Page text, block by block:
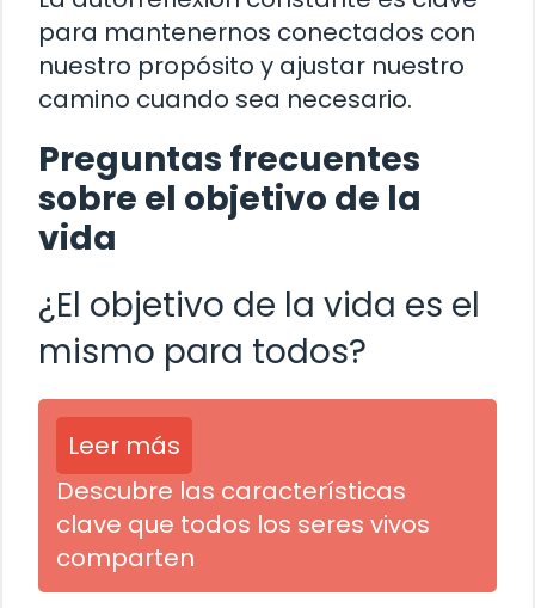
para mantenernos conectados con
nuestro propósito y ajustar nuestro
camino cuando sea necesario.
Preguntas frecuentes
sobre el objetivo de la
vida
¿El objetivo de la vida es el
mismo para todos?
Leer más
Descubre las características
clave que todos los seres vivos
comparten